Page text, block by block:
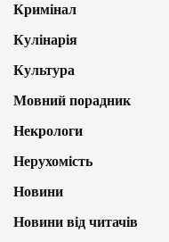
Кримінал
Кулінарія
Культура
Мовний порадник
Некрологи
Нерухомість
Новини
Новини від читачів